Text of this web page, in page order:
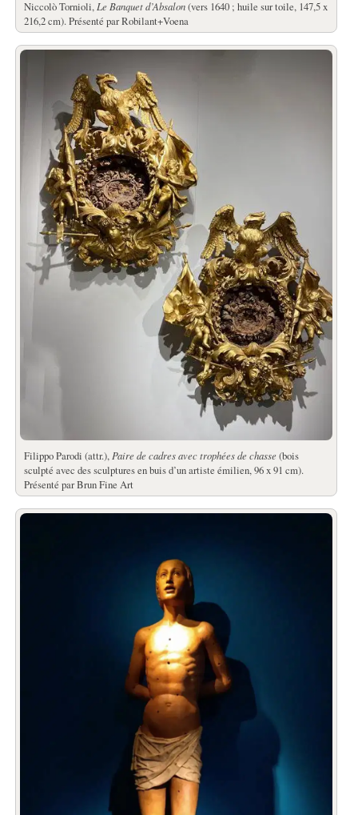
Niccolò Tornioli, Le Banquet d’Absalon(vers 1640 ; huile sur toile, 147,5 x
216,2 cm). Présenté par Robilant+Voena
Filippo Parodi (attr.), Paire de cadres avec trophées de chasse (bois
sculpté avec des sculptures en buis d’un artiste émilien, 96 x 91 cm).
Présenté par Brun Fine Art